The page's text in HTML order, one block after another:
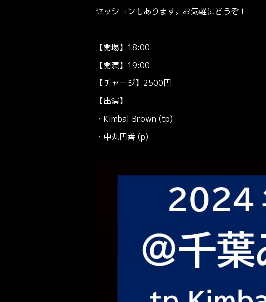
セッションもあります。お気軽にどうぞ！
【開場】18:00
【開演】19:00
【チャージ】2500円
【出演】
・Kimbal Brown (tp)
・中丸円香 (p)